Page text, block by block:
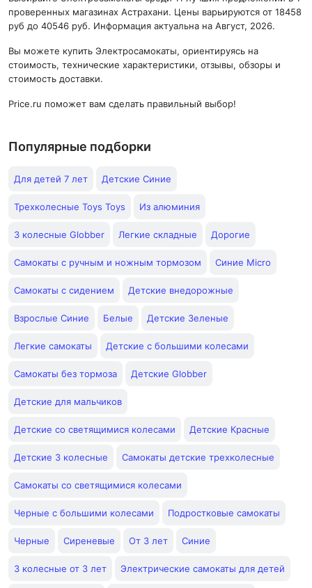
проверенных магазинах Астрахани. Цены варьируются от 18458
руб до 40546 руб. Информация актуальна на Август, 2026.
Вы можете купить Электросамокаты, ориентируясь на
стоимость, технические характеристики, отзывы, обзоры и
стоимость доставки.
Price.ru поможет вам сделать правильный выбор!
Популярные подборки
Для детей 7 лет Детские Синие
Трехколесные Toys Toys Из алюминия
3 колесные Globber Легкие складные Дорогие
Самокаты с ручным и ножным тормозом Синие Micro
Самокаты с сидением Детские внедорожные
Взрослые Синие Белые Детские Зеленые
Легкие самокаты Детские с большими колесами
Самокаты без тормоза Детские Globber
Детские для мальчиков
Детские со светящимися колесами Детские Красные
Детские 3 колесные Самокаты детские трехколесные
Самокаты со светящимися колесами
Черные с большими колесами Подростковые самокаты
Черные Сиреневые От 3 лет Синие
3 колесные от 3 лет Электрические самокаты для детей